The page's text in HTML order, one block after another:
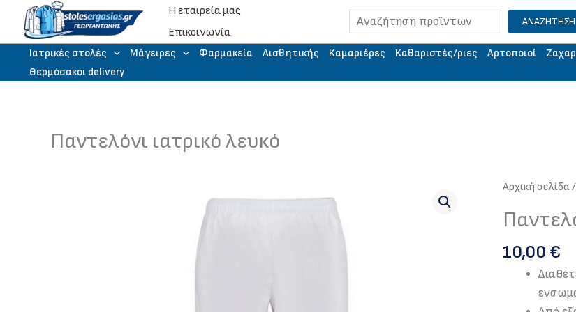
Μετάβαση
περιεχόμενο
Η εταιρεία μας
Eπικοινωνία
Αναζήτηση ΑΝΑΖΗΤΗΣΗ
Iατρικές στολές Μάγειρες Φαρμακεία Αισθητικής Kαμαριέρες Kαθαριστές/ριες Aρτοποιοί
Θερμόσακοι delivery
Παντελόνι ιατρικό λευκό
Αρχική σελίδα/
10,00 €